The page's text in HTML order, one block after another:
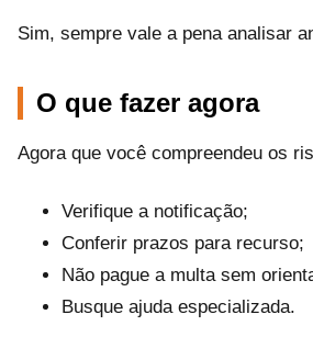
Sim, sempre vale a pena analisar
O que fazer agora
Agora que você compreendeu os
Verifique a notificação;
Conferir prazos para recurso;
Não pague a multa sem
Busque ajuda especializada.